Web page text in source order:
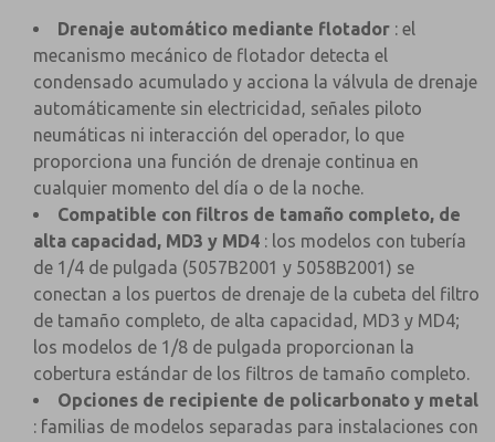
Drenaje automático mediante flotador : el
mecanismo mecánico de flotador detecta el
condensado acumulado y acciona la válvula de drenaje
automáticamente sin electricidad, señales piloto
neumáticas ni interacción del operador, lo que
proporciona una función de drenaje continua en
cualquier momento del día o de la noche.
Compatible con filtros de tamaño completo, de
alta capacidad, MD3 y MD4 : los modelos con tubería
de 1/4 de pulgada (5057B2001 y 5058B2001) se
conectan a los puertos de drenaje de la cubeta del filtro
de tamaño completo, de alta capacidad, MD3 y MD4;
los modelos de 1/8 de pulgada proporcionan la
cobertura estándar de los filtros de tamaño completo.
Opciones de recipiente de policarbonato y metal
: familias de modelos separadas para instalaciones con